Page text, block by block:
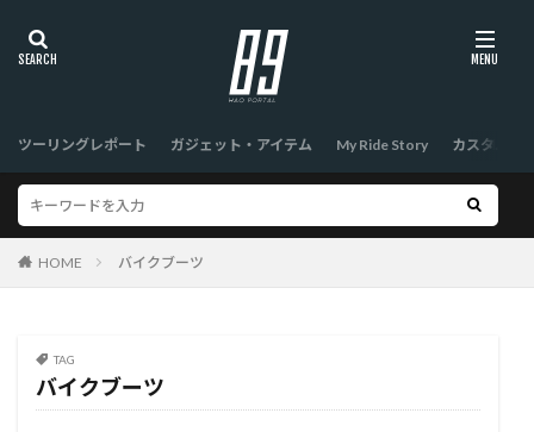
ツーリングレポート ガジェット・アイテム My Ride Story カスタム
HOME バイクブーツ
TAG
バイクブーツ